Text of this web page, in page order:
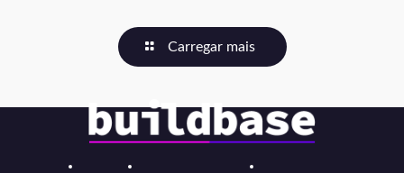
Carregar mais